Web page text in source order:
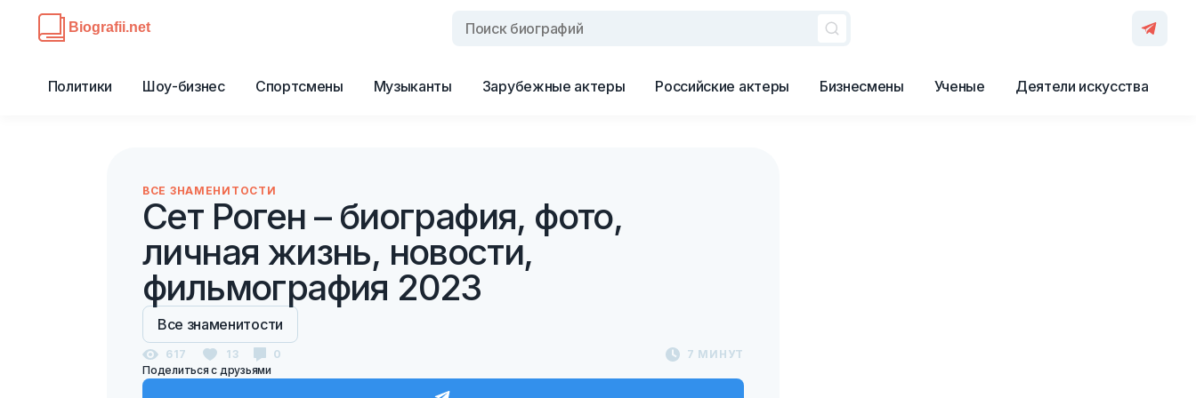
Политики Шоу-бизнес Спортсмены Музыканты Зарубежные актеры Российские актеры Бизнесмены Ученые Деятели искусства
ВСЕ ЗНАМЕНИТОСТИ
Сет Роген – биография, фото,
личная жизнь, новости,
фильмография 2023
Все знаменитости
617 13 0
7 МИНУТ
Поделиться с друзьями